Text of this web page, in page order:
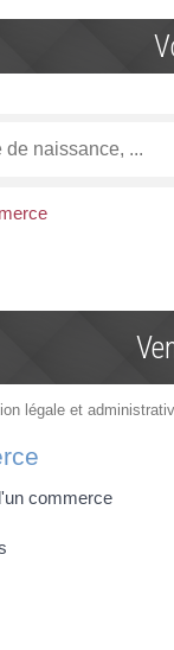
légale et
commerce